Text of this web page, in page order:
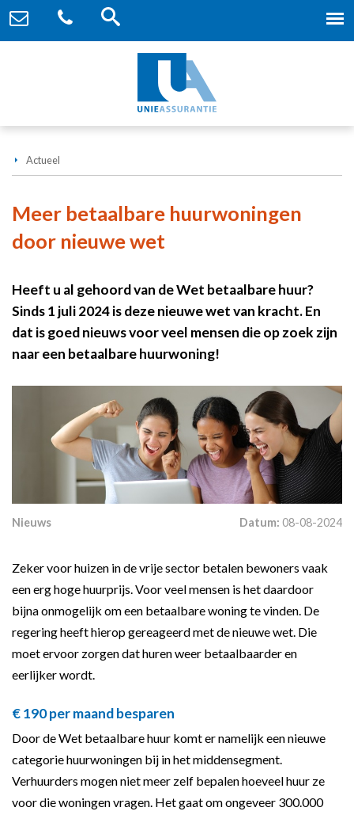
Actueel
Meer betaalbare huurwoningen
door nieuwe wet
Heeft u al gehoord van de Wet betaalbare huur?
Sinds 1 juli 2024 is deze nieuwe wet van kracht. En
dat is goed nieuws voor veel mensen die op zoek zijn
naar een betaalbare huurwoning!
Nieuws Datum: 08-08-2024
Zeker voor huizen in de vrije sector betalen bewoners vaak
een erg hoge huurprijs. Voor veel mensen is het daardoor
bijna onmogelijk om een betaalbare woning te vinden. De
regering heeft hierop gereageerd met de nieuwe wet. Die
moet ervoor zorgen dat huren weer betaalbaarder en
eerlijker wordt.
€ 190 per maand besparen
Door de Wet betaalbare huur komt er namelijk een nieuwe
categorie huurwoningen bij in het middensegment.
Verhuurders mogen niet meer zelf bepalen hoeveel huur ze
voor die woningen vragen. Het gaat om ongeveer 300.000